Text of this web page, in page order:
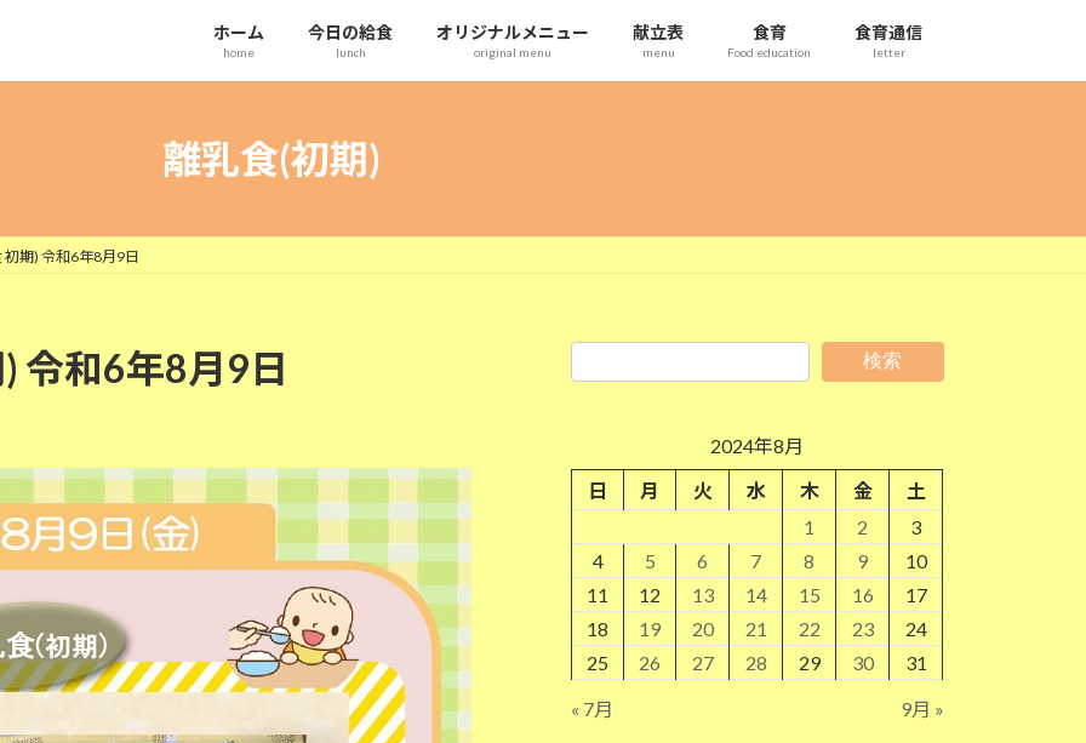
ホーム
home
今日の給食
lunch
オリジナルメニュー
original menu
献立表
menu
食育
Food education
食育通信
letter
離乳食(初期)
期) 令和6年8月9日
令和6年8月9日 検索
2024年8月
日
月 火 水 木 金
土
1
2
3
4
5 6 7 8 9
10
11
12 13 14 15 16
17
18
19 20 21 22 23
24
25
26 27 28 29 30 31
« 7月 9月 »